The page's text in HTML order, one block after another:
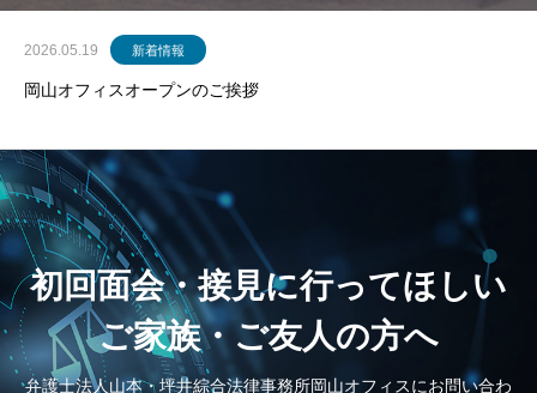
2026.05.19 新着情報
岡山オフィスオープンのご挨拶
初回面会・接見に行ってほしい
ご家族・ご友人の方へ
弁護士法人山本・坪井綜合法律事務所岡山オフィスにお問い合わ